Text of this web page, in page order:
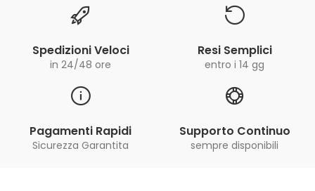
Spedizioni Veloci
in 24/48 ore
Resi Semplici
entro i 14 gg
Pagamenti Rapidi
Sicurezza Garantita
Supporto Continuo
sempre disponibili